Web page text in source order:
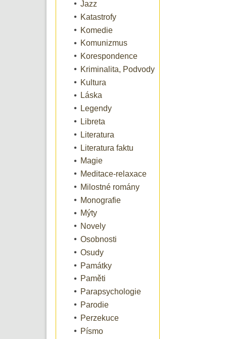
Jazz
Katastrofy
Komedie
Komunizmus
Korespondence
Kriminalita, Podvody
Kultura
Láska
Legendy
Libreta
Literatura
Literatura faktu
Magie
Meditace-relaxace
Milostné romány
Monografie
Mýty
Novely
Osobnosti
Osudy
Památky
Paměti
Parapsychologie
Parodie
Perzekuce
Písmo